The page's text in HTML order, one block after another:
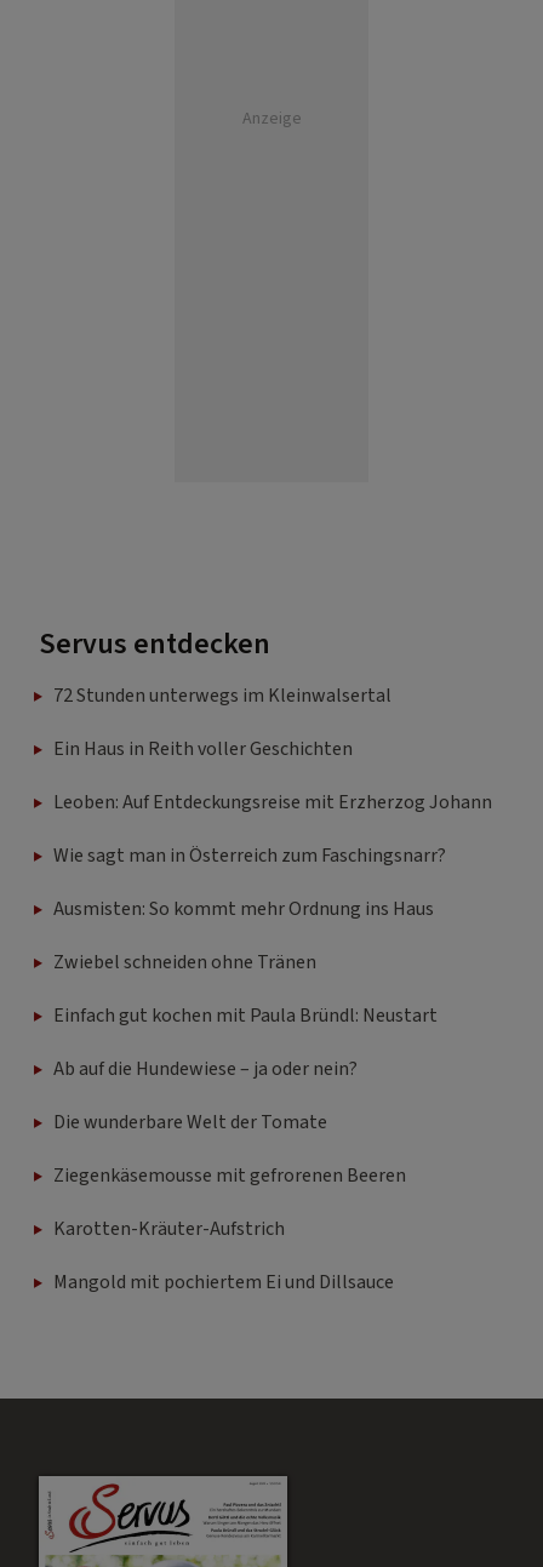
Anzeige
Servus entdecken
72 Stunden unterwegs im Kleinwalsertal
Ein Haus in Reith voller Geschichten
Leoben: Auf Entdeckungsreise mit Erzherzog Johann
Wie sagt man in Österreich zum Faschingsnarr?
Ausmisten: So kommt mehr Ordnung ins Haus
Zwiebel schneiden ohne Tränen
Einfach gut kochen mit Paula Bründl: Neustart
Ab auf die Hundewiese – ja oder nein?
Die wunderbare Welt der Tomate
Ziegenkäsemousse mit gefrorenen Beeren
Karotten-Kräuter-Aufstrich
Mangold mit pochiertem Ei und Dillsauce